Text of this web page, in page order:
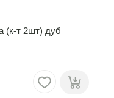
(к-т 2шт) дуб